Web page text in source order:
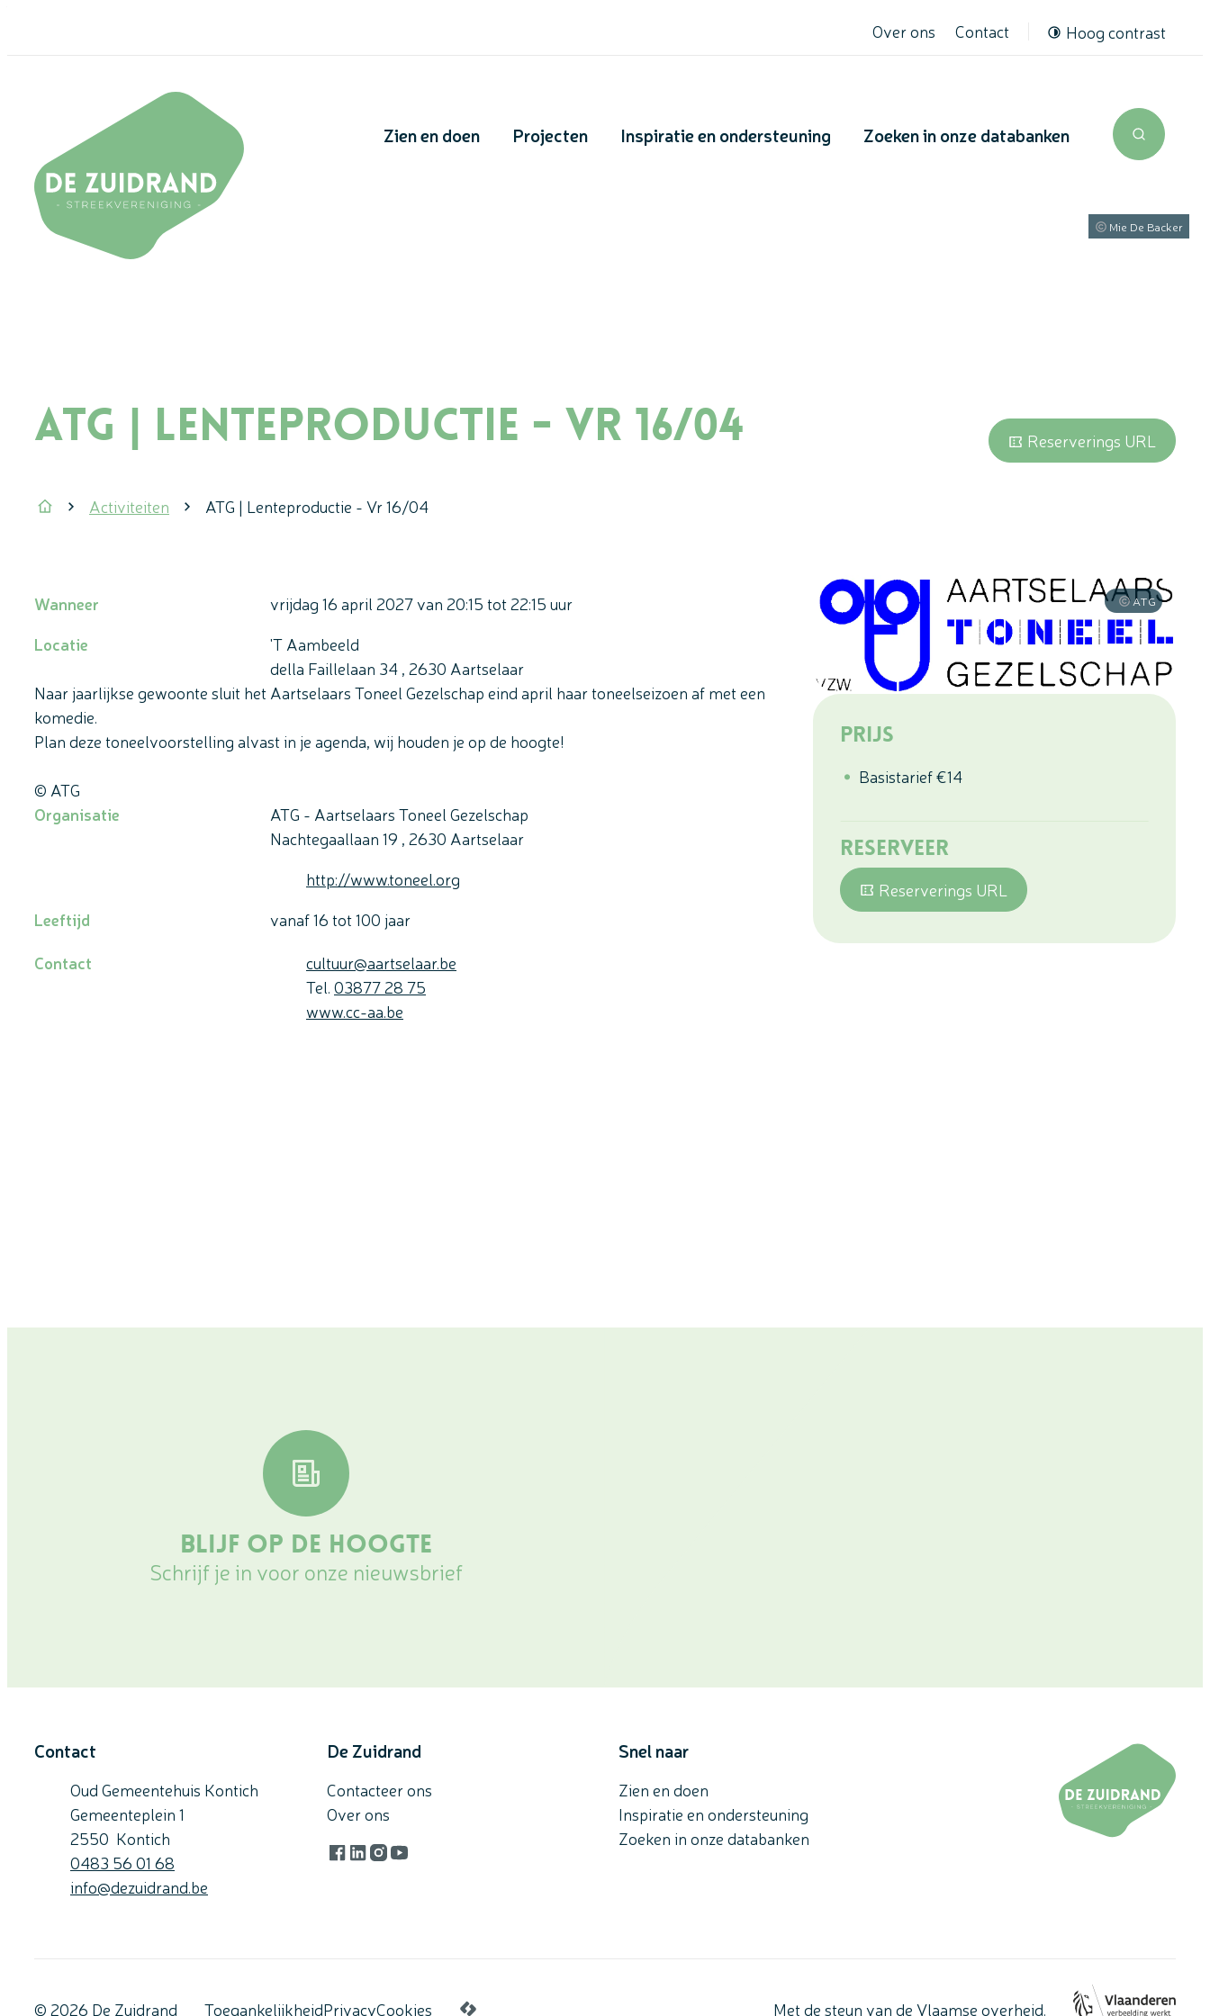
Over ons Contact Hoog contrast
Zien en doen Projecten Inspiratie en ondersteuning Zoeken in onze databanken Zoek
Mie De Backer
ATG | Lenteproductie - Vr 16/04 Reserverings URL
StartpaginaActiviteiten ATG | Lenteproductie - Vr 16/04
Wanneer vrijdag 16 april 2027van 20:15 tot22:15 uur
Locatie
'T Aambeeld
della Faillelaan 34 , 2630 Aartselaar
Naar jaarlijkse gewoonte sluit het Aartselaars Toneel Gezelschap eind april haar toneelseizoen af met een
komedie.
Plan deze toneelvoorstelling alvast in je agenda, wij houden je op de hoogte!
© ATG
Organisatie
ATG - Aartselaars Toneel Gezelschap
Nachtegaallaan 19 , 2630 Aartselaar
Websitehttp://www.toneel.org
Leeftijd
vanaf16 tot100 jaar
Contact
E-mailcultuur@aartselaar.be
03877 28 75
Websitewww.cc-aa.be
ATG
Prijs
Basistarief€14
Reserveer
Reserverings URL
Blijf op de hoogte
Schrijf je in voor onze nieuwsbrief
Contact
Oud Gemeentehuis Kontich
Gemeenteplein 1
,
2550 Kontich
0483 56 01 68
E-mailinfo@dezuidrand.be
De Zuidrand
Contacteer ons
Over ons
Facebook
LinkedIn
Instagram
YouTube
Snel naar
Zien en doen
Inspiratie en ondersteuning
Zoeken in onze databanken
© 2026 De Zuidrand ToegankelijkheidPrivacyCookies LCP nv 2026 © Met de steun van de Vlaamse overheid.